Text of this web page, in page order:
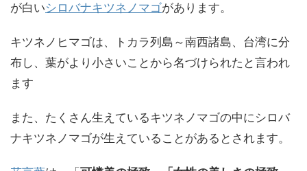
が白いシロバナキツネノマゴがあります。
キツネノヒマゴは、トカラ列島～南西諸島、台湾に分
布し、葉がより小さいことから名づけられたと言われ
ます
また、たくさん生えているキツネノマゴの中にシロバ
ナキツネノマゴが生えていることがあるとされます。